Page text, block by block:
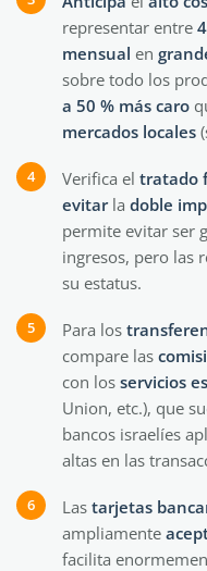
representar entre
mensual en
sobre todo los
a 50 % más caro
mercados locales
Verifica el tratado
evitarla doble
permite evitar ser
ingresos, pero las
su estatus.
Para los
compare las
con los servicios
Union, etc.), que
bancos israelíes
altas en las
Las tarjetas
ampliamente
facilita